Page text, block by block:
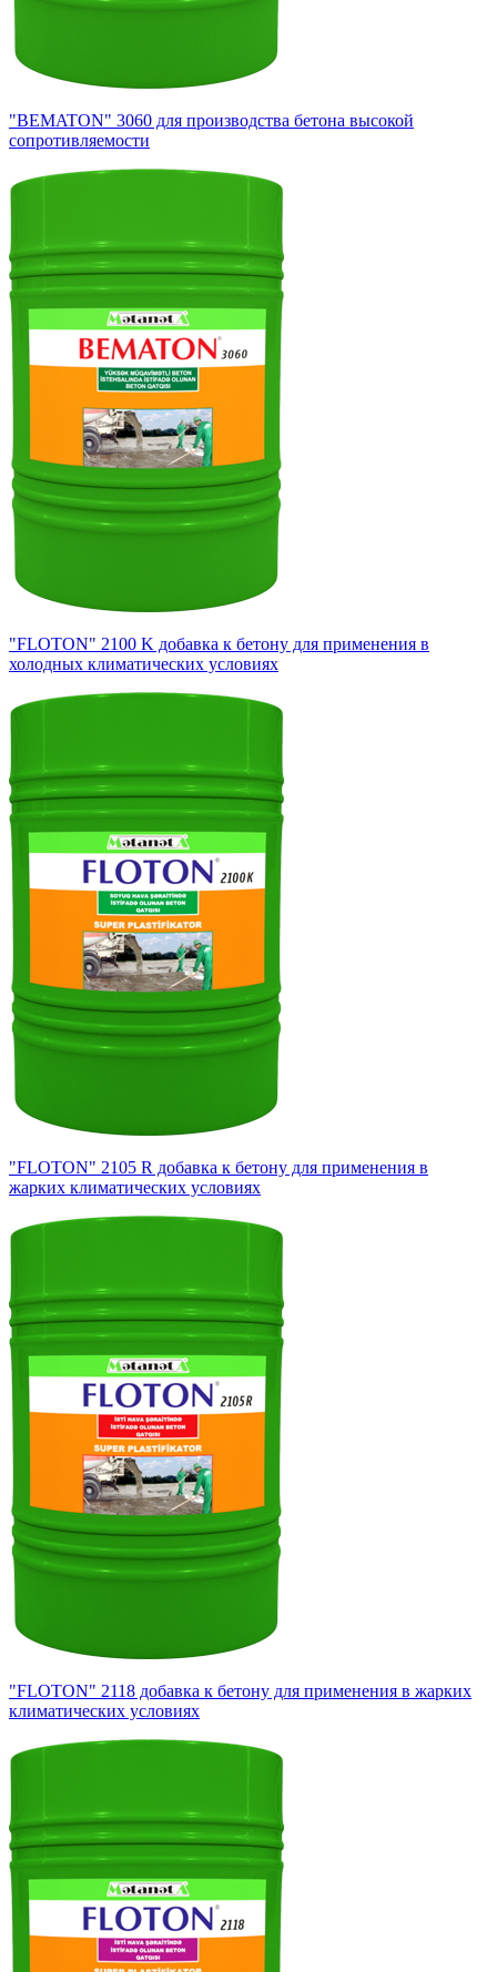
"BEMATON" 3060 для производства бетона высокой
сопротивляемости
"FLOTON" 2100 K добавка к бетону для применения в
холодных климатических условиях
"FLOTON" 2105 R добавка к бетону для применения в
жарких климатических условиях
"FLOTON" 2118 добавка к бетону для применения в жарких
климатических условиях